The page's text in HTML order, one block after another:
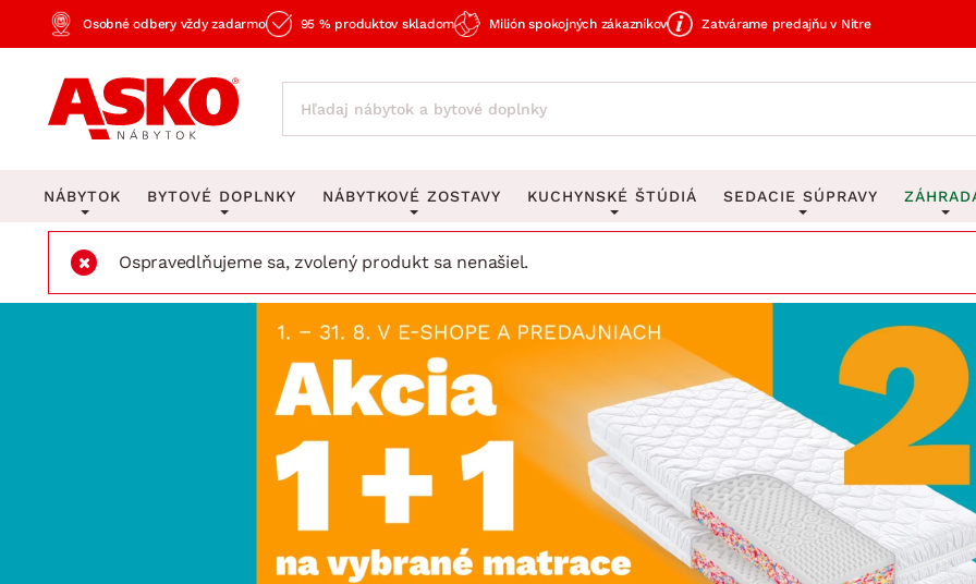
Osobné odbery vždy zadarmo 95 % produktov skladom Milión spokojných zákazníkov Zatvárame predajňu v Nitre
NÁBYTOK BYTOVÉ DOPLNKY
KOBERCE
Veľké a stredné koberce
OSVETLENIE
Stolové lampy a lampičky
Stropné osvetlenie
Lustre a závesné svietidlá
Stojacie lampy
Zobrazit vše
Obrazy
Zrkadlá
Vázy
Zobrazit vše
Vešiaky na
Stojany na
Stojany na
Stojany na
Zobrazit vše
STOLOVANIE A VARENIE
Jedálenský servis
Príbory
DOMÁCE SPOTREBIČE ZÁHRADNÉ
NÁBYTKOVÉ ZOSTAVY
Obývacie zostavy
Spálňové zostavy
Kuchynské zostavy
Predsieňové zostavy
Jedálenské zostavy
KUCHYNSKÉ ŠTÚDIÁ SEDACIE SÚPRAVY
Rohové sedacie súpravy
Sedacie súpravy 3-2-1
Sedacie súpravy na mieru
Ospravedlňujeme sa, zvolený produkt sa nenašiel.